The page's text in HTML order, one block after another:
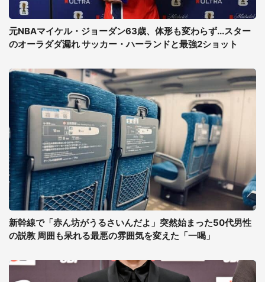
元NBAマイケル・ジョーダン63歳、体形も変わらず...スター
のオーラダダ漏れ サッカー・ハーランドと最強2ショット
新幹線で「赤ん坊がうるさいんだよ」突然始まった50代男性
の説教 周囲も呆れる最悪の雰囲気を変えた「一喝」